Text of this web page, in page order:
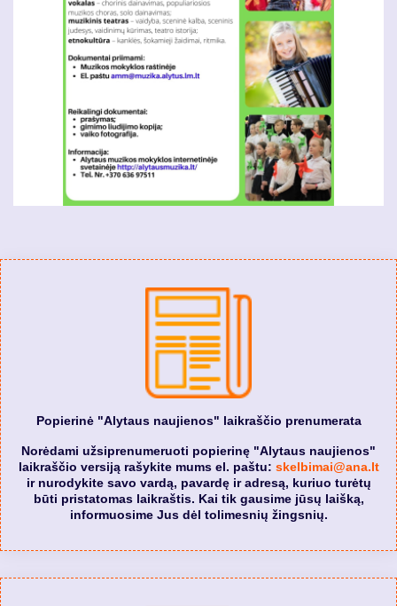
Popierinė "Alytaus naujienos" laikraščio prenumerata
Norėdami užsiprenumeruoti popierinę "Alytaus naujienos"
laikraščio versiją rašykite mums el. paštu: skelbimai@ana.lt
ir nurodykite savo vardą, pavardę ir adresą, kuriuo turėtų
būti pristatomas laikraštis. Kai tik gausime jūsų laišką,
informuosime Jus dėl tolimesnių žingsnių.